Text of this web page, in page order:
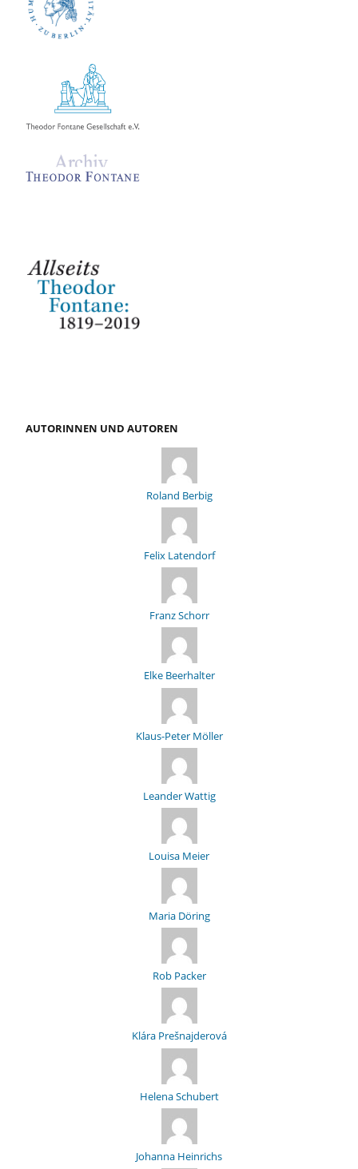
AUTORINNEN UND AUTOREN
Roland Berbig
Felix Latendorf
Franz Schorr
Elke Beerhalter
Klaus-Peter Möller
Leander Wattig
Louisa Meier
Maria Döring
Rob Packer
Klára Prešnajderová
Helena Schubert
Johanna Heinrichs